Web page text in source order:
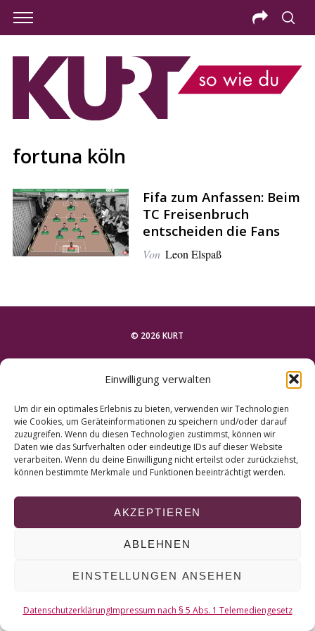
Einwilligung verwalten
Um dir ein optimales Erlebnis zu bieten, verwenden wir Technologien
wie Cookies, um Geräteinformationen zu speichern und/oder darauf
zuzugreifen. Wenn du diesen Technologien zustimmst, können wir
Daten wie das Surfverhalten oder eindeutige IDs auf dieser Website
verarbeiten. Wenn du deine Einwilligung nicht erteilst oder zurückziehst,
können bestimmte Merkmale und Funktionen beeinträchtigt werden.
AKZEPTIEREN
ABLEHNEN
EINSTELLUNGEN ANSEHEN
DatenschutzerklärungImpressum nach § 5 Abs. 1 Telemediengesetz
fortuna köln
Fifa zum Anfassen: Beim
TC Freisenbruch
entscheiden die Fans
Von Leon Elspaß
© 2026 KURT
NACH OBEN
a